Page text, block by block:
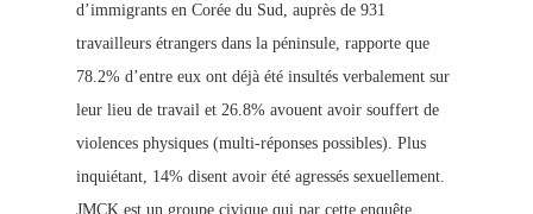
d’immigrants en Corée du Sud, auprès de 931
travailleurs étrangers dans la péninsule, rapporte que
78.2% d’entre eux ont déjà été insultés verbalement sur
leur lieu de travail et 26.8% avouent avoir souffert de
violences physiques (multi-réponses possibles). Plus
inquiétant, 14% disent avoir été agressés sexuellement.
JMCK est un groupe civique qui par cette enquête